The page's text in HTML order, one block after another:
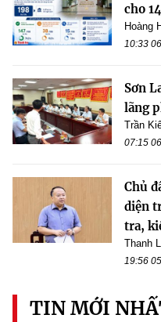
cho
Hoàng
10:33
Sơn
lãng
Trần
07:15
Chủ
diện
tra,
Thanh
19:56
TIN MỚI